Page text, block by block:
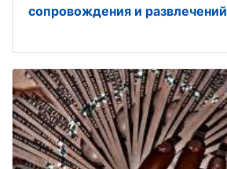
сопровождения и развлечений